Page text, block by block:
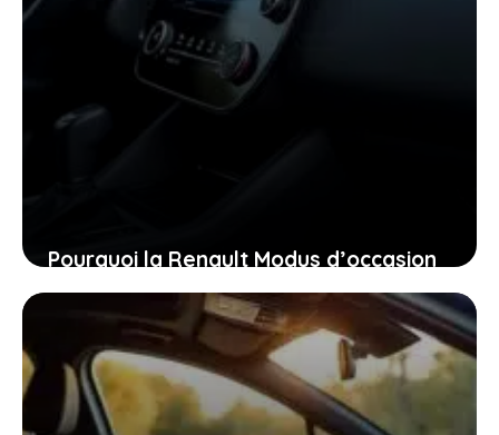
Pourquoi la Renault Modus d’occasion
pourrait bien être la voiture idéale
pour vous aujourd’hui
26 janvier 2026